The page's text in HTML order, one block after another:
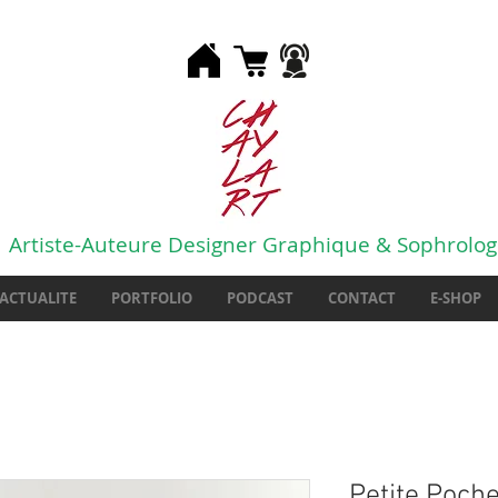
Artiste-Auteure Designer Graphique &
ACTUALITE PORTFOLIO PODCAST CONTACT E-SHOP